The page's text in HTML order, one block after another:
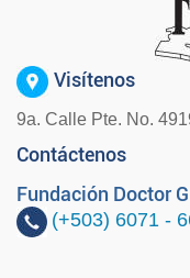
Visítenos
9a. Calle Pte. No.
Contáctenos
Fundación Doctor
(+503) 6071 -